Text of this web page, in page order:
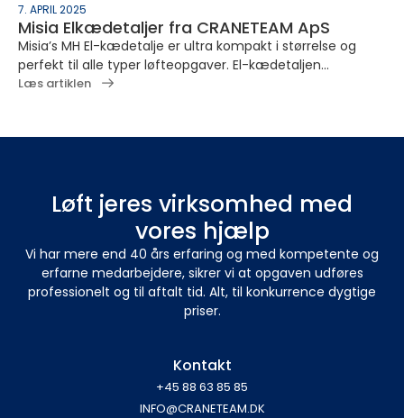
7. APRIL 2025
Misia Elkædetaljer fra CRANETEAM ApS
Misia’s MH El-kædetalje er ultra kompakt i størrelse og
perfekt til alle typer løfteopgaver. El-kædetaljen...
Læs artiklen
Løft jeres virksomhed med
vores hjælp
Vi har mere end 40 års erfaring og med kompetente og
erfarne medarbejdere, sikrer vi at opgaven udføres
professionelt og til aftalt tid. Alt, til konkurrence dygtige
priser.
Kontakt
+45 88 63 85 85
INFO@CRANETEAM.DK